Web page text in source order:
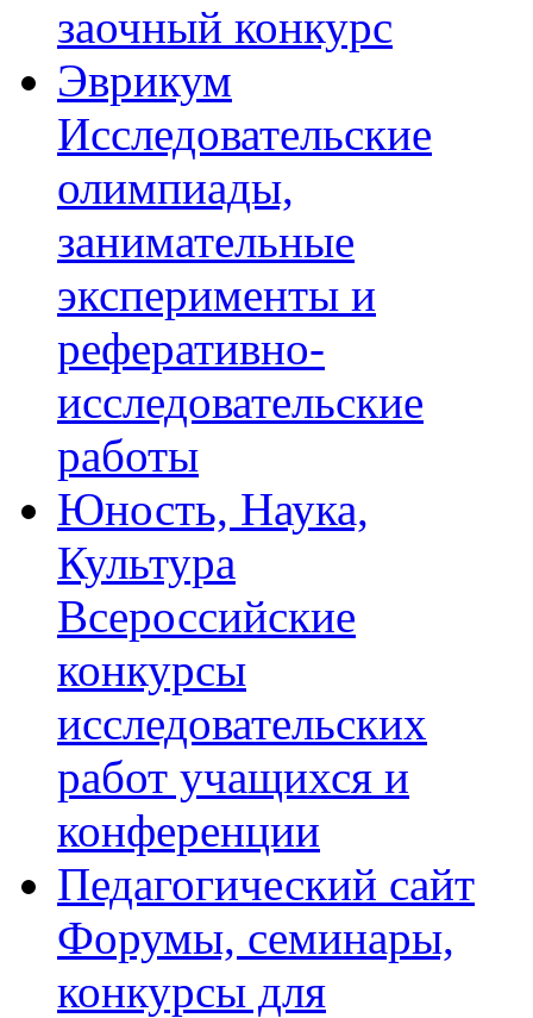
заочный конкурс
Эврикум
Исследовательские
олимпиады,
занимательные
эксперименты и
реферативно-
исследовательские
работы
Юность, Наука,
Культура
Всероссийские
конкурсы
исследовательских
работ учащихся и
конференции
Педагогический сайт
Форумы, семинары,
конкурсы для